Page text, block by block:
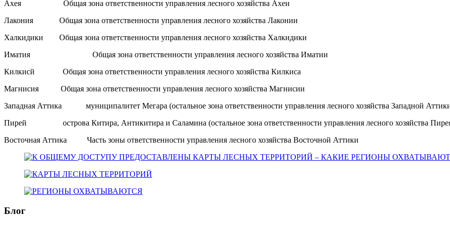
Ахея Общая зона ответственности управления лесного хозяйства Ахеи
Лакония Общая зона ответственности управления лесного хозяйства Лаконии
Халкидики Общая зона ответственности управления лесного хозяйства Халкидики
Иматия Общая зона ответственности управления лесного хозяйства Иматии
Килкисй Общая зона ответственности управления лесного хозяйства Килкиса
Магнисия Общая зона ответственности управления лесного хозяйства Магнисии
Западная Аттика муниципалитет Мегара (остальное зона ответственности управления лесного хозяйства Западной
Пирей острова Китира, Антикитира и Саламина (остальное зона ответственности управления лесного хозяйства
Восточная Аттика Часть зоны ответственности управления лесного хозяйства Восточной Аттики
Блог